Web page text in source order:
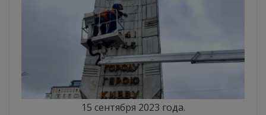
15 сентября 2023 года.